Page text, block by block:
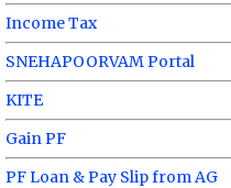
Income Tax
SNEHAPOORVAM Portal
KITE
Gain PF
PF Loan & Pay Slip from AG